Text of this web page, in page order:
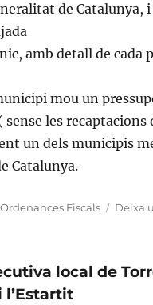
de Catalunya,
amb detall de cada
mou un
sense les recaptacions
un dels municipis
Catalunya.
Categories
Ordenances Fiscals Deixa
local de
l’Estartit